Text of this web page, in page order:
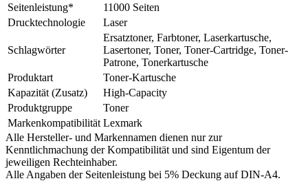
Seitenleistung*
11000 Seiten
Drucktechnologie
Laser
Schlagwörter
Ersatztoner, Farbtoner, Laserkartusche,
Lasertoner, Toner, Toner-Cartridge, Toner-
Patrone, Tonerkartusche
Produktart
Toner-Kartusche
Kapazität (Zusatz)
High-Capacity
Produktgruppe
Toner
Markenkompatibilität Lexmark
Alle Hersteller- und Markennamen dienen nur zur
Kenntlichmachung der Kompatibilität und sind Eigentum der
jeweiligen Rechteinhaber.
Alle Angaben der Seitenleistung bei 5% Deckung auf DIN-A4.